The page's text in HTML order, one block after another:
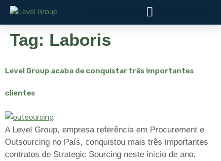
Tag: Laboris
Level Group acaba de conquistar três importantes
clientes
A Level Group, empresa referência em Procurement e
Outsourcing no País, conquistou mais três importantes
contratos de Strategic Sourcing neste início de ano.